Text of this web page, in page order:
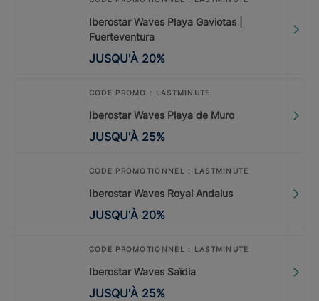
Iberostar Waves Playa Gaviotas |
Fuerteventura
JUSQU'À 20%
CODE PROMO : LASTMINUTE
Iberostar Waves Playa de Muro
JUSQU'À 25%
CODE PROMOTIONNEL : LASTMINUTE
Iberostar Waves Royal Andalus
JUSQU'À 20%
CODE PROMOTIONNEL : LASTMINUTE
Iberostar Waves Saïdia
JUSQU'À 25%